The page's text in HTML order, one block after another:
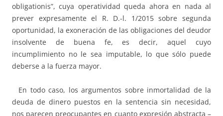
obligationis”, cuya operatividad queda ahora en nada al
prever expresamente el R. D.-l. 1/2015 sobre segunda
oportunidad, la exoneración de las obligaciones del deudor
insolvente de buena fe, es decir, aquel cuyo
incumplimiento no le sea imputable, lo que sólo puede
deberse a la fuerza mayor.
En todo caso, los argumentos sobre inmortalidad de la
deuda de dinero puestos en la sentencia sin necesidad,
nos parecen preocupantes en cuanto expresión abstracta –